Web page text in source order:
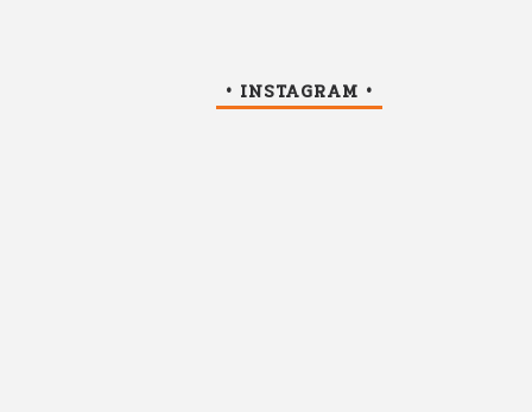
• INSTAGRAM •